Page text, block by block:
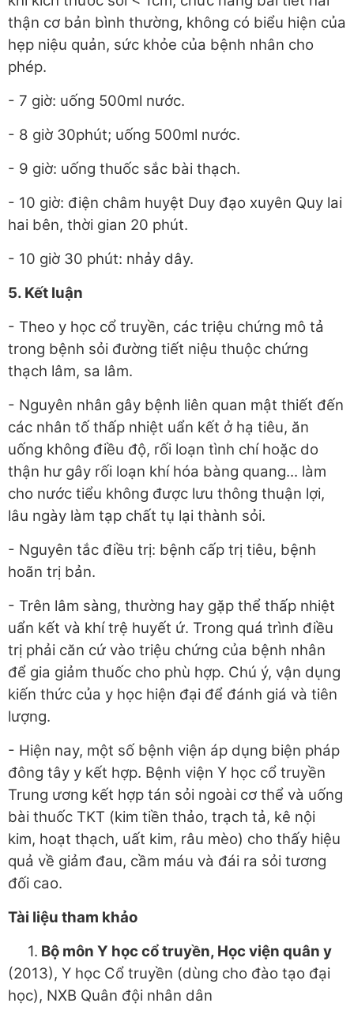
thận cơ bản bình thường, không có biểu hiện của
hẹp niệu quản, sức khỏe của bệnh nhân cho
phép.
- 7 giờ: uống 500ml nước.
- 8 giờ 30phút; uống 500ml nước.
- 9 giờ: uống thuốc sắc bài thạch.
- 10 giờ: điện châm huyệt Duy đạo xuyên Quy lai
hai bên, thời gian 20 phút.
- 10 giờ 30 phút: nhảy dây.
5. Kết luận
- Theo y học cổ truyền, các triệu chứng mô tả
trong bệnh sỏi đường tiết niệu thuộc chứng
thạch lâm, sa lâm.
- Nguyên nhân gây bệnh liên quan mật thiết đến
các nhân tố thấp nhiệt uẩn kết ở hạ tiêu, ăn
uống không điều độ, rối loạn tình chí hoặc do
thận hư gây rối loạn khí hóa bàng quang... làm
cho nước tiểu không được lưu thông thuận lợi,
lâu ngày làm tạp chất tụ lại thành sỏi.
- Nguyên tắc điều trị: bệnh cấp trị tiêu, bệnh
hoãn trị bản.
- Trên lâm sàng, thường hay gặp thể thấp nhiệt
uẩn kết và khí trệ huyết ứ. Trong quá trình điều
trị phải căn cứ vào triệu chứng của bệnh nhân
để gia giảm thuốc cho phù hợp. Chú ý, vận dụng
kiến thức của y học hiện đại để đánh giá và tiên
lượng.
- Hiện nay, một số bệnh viện áp dụng biện pháp
đông tây y kết hợp. Bệnh viện Y học cổ truyền
Trung ương kết hợp tán sỏi ngoài cơ thể và uống
bài thuốc TKT (kim tiền thảo, trạch tả, kê nội
kim, hoạt thạch, uất kim, râu mèo) cho thấy hiệu
quả về giảm đau, cầm máu và đái ra sỏi tương
đối cao.
Tài liệu tham khảo
1. Bộ môn Y học cổ truyền, Học viện quân y
(2013), Y học Cổ truyền (dùng cho đào tạo đại
học), NXB Quân đội nhân dân